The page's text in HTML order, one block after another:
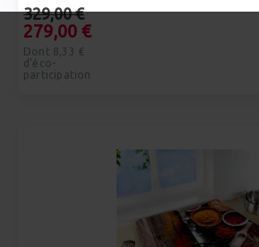
279,00 €
329,00 €
Dont 8,33 €
d'éco-
participation